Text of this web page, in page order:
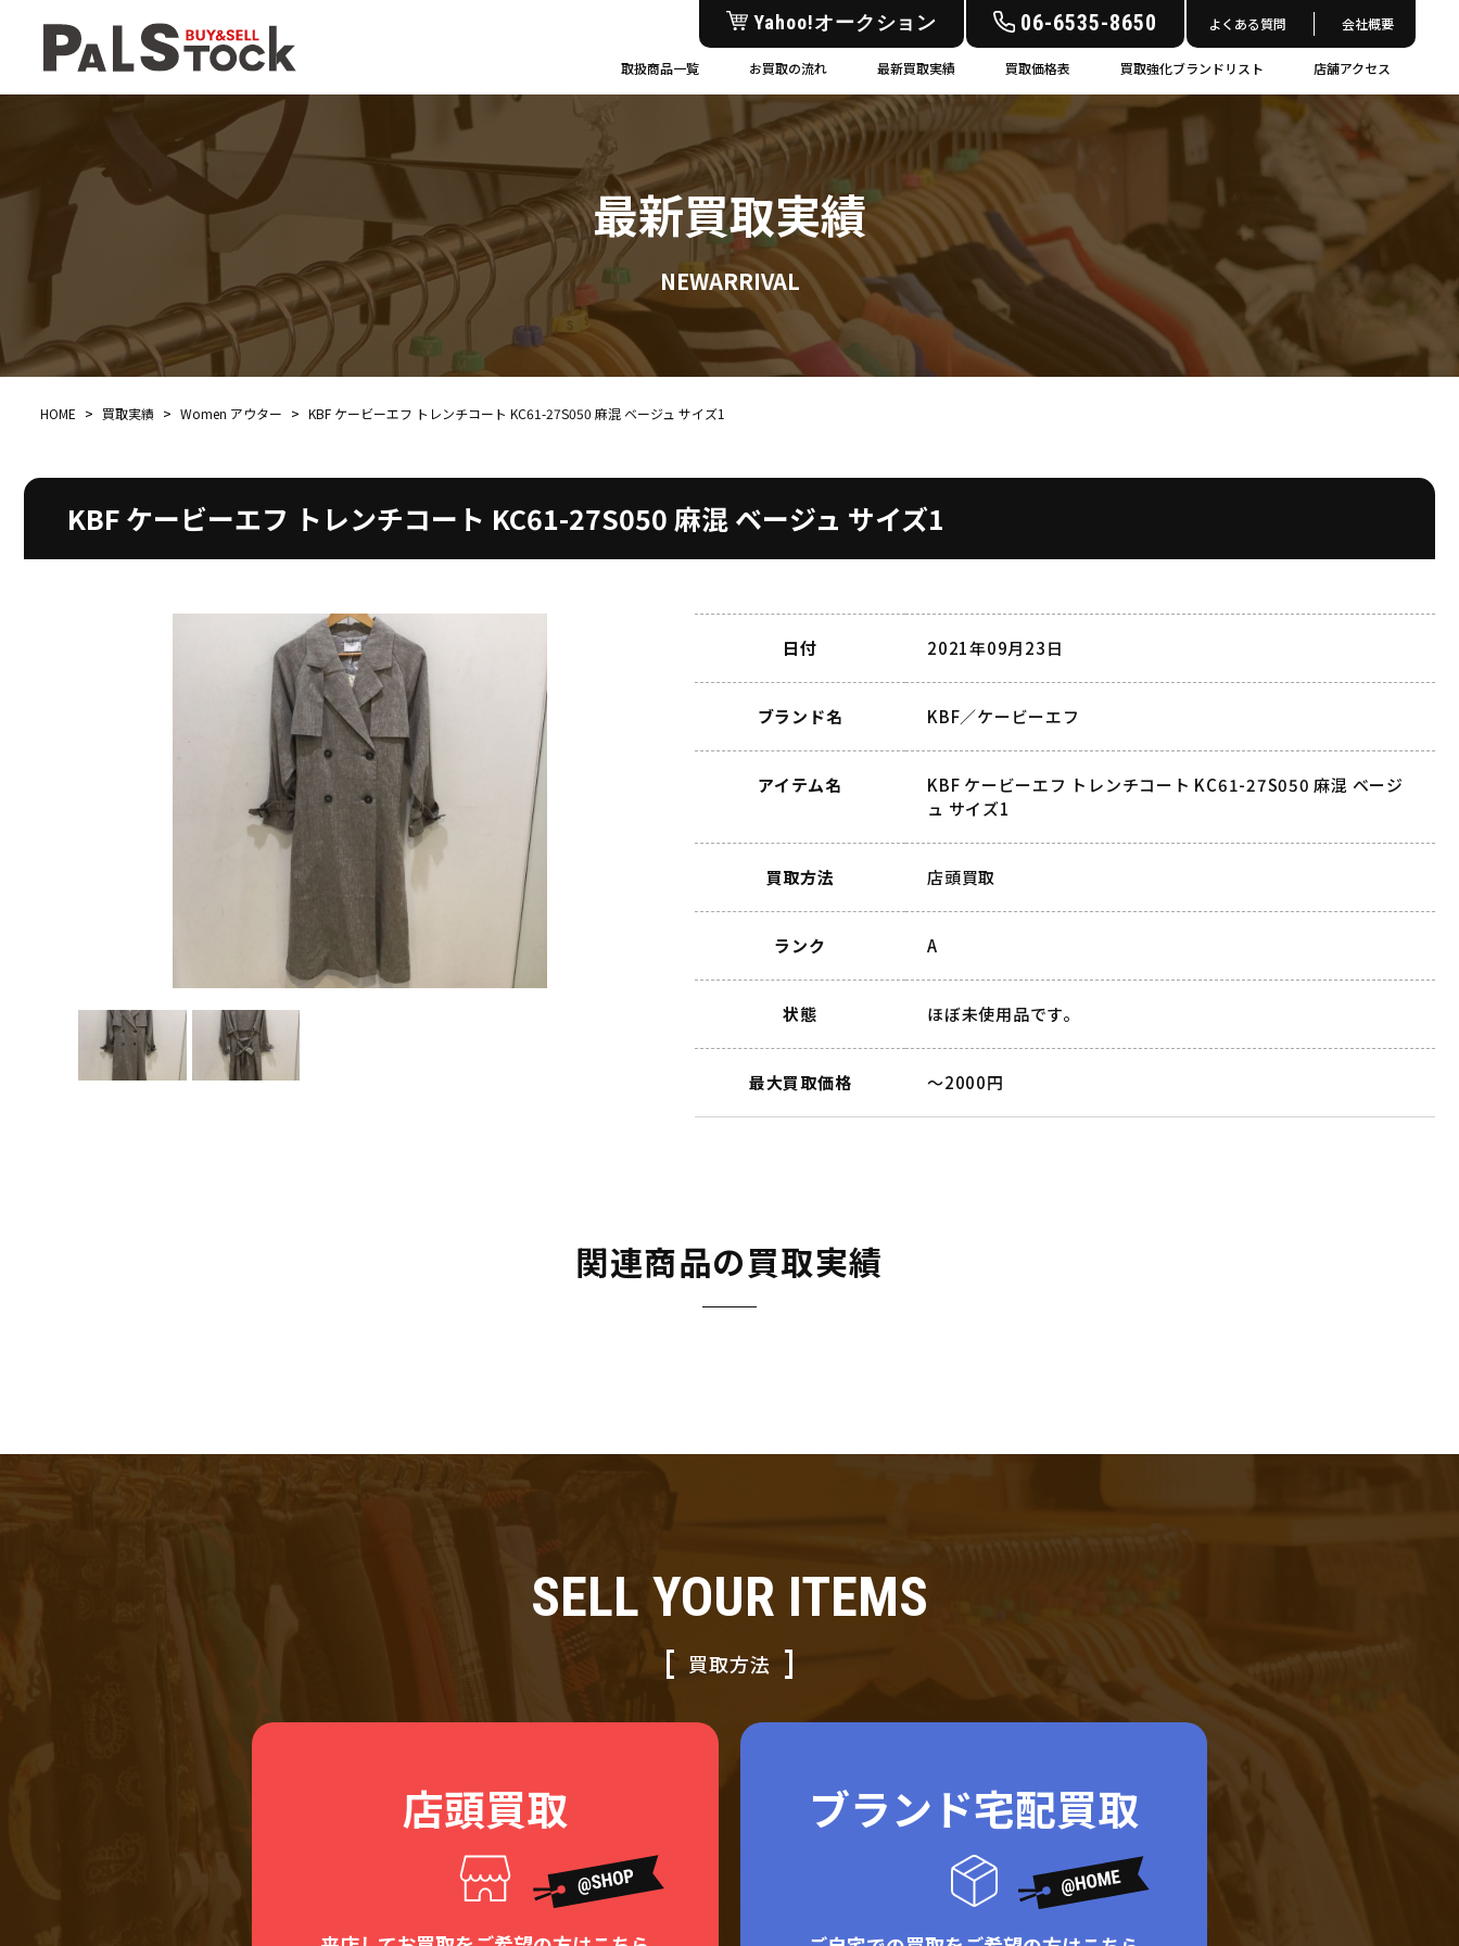
Yahoo!オークション 06-6535-8650 よくある質問 会社概要
取扱商品一覧 お買取の流れ 最新買取実績 買取価格表 買取強化ブランドリスト 店舗アクセス
最新買取実績
NEWARRIVAL
HOME > 買取実績 > Women アウター > KBF ケービーエフ トレンチコート KC61-27S050 麻混 ベージュ サイズ1
KBF ケービーエフ トレンチコート KC61-27S050 麻混 ベージュ サイズ1
日付 2021年09月23日
ブランド名 KBF／ケービーエフ
アイテム名
KBF ケービーエフ トレンチコート KC61-27S050 麻混 ベージ
ュ サイズ1
買取方法 店頭買取
ランク A
状態 ほぼ未使用品です。
最大買取価格 ～2000円
関連商品の買取実績
SELL YOUR ITEMS
買取方法
店頭買取 ブランド宅配買取